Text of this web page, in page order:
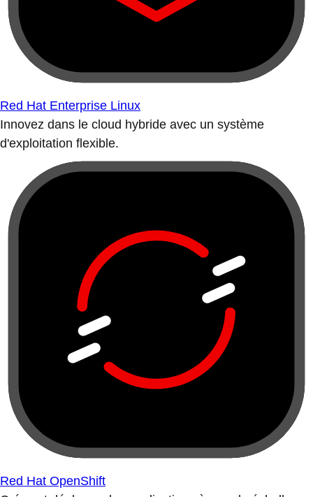
Red Hat Enterprise Linux
Innovez dans le cloud hybride avec un système
d'exploitation flexible.
Red Hat OpenShift